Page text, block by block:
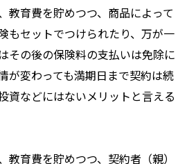
教育費を貯めつつ、商品によって
もセットでつけられたり、万が一
その後の保険料の支払いは免除に
が変わっても満期日まで契約は続
資などにはないメリットと言える
育費を貯めつつ、契約者（親）